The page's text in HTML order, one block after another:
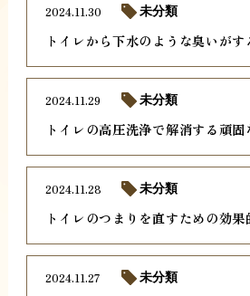
トイレから下水のような臭いが
2024.11.30 未分類
トイレの高圧洗浄で解消する頑固
2024.11.29 未分類
トイレのつまりを直すための効果
2024.11.28 未分類
2024.11.27 未分類